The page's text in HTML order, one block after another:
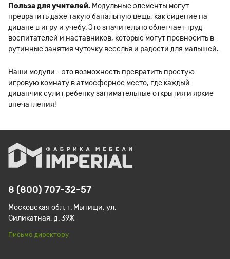
Польза для учителей. Модульные элементы могут
превратить даже такую банальную вещь, как сидение на
диване в игру и учебу. Это значительно облегчает труд
воспитателей и наставников, которые могут превносить в
рутинные занятия чуточку веселья и радости для малышей.
Наши модули - это возможность превратить простую
игровую комнату в атмосферное место, где каждый
диванчик сулит ребенку занимательные открытия и яркие
впечатления!
8 (800) 707-32-57
Московская обл, г. Мытищи, ул.
Силикатная, д. 39Ж
Письмо директору